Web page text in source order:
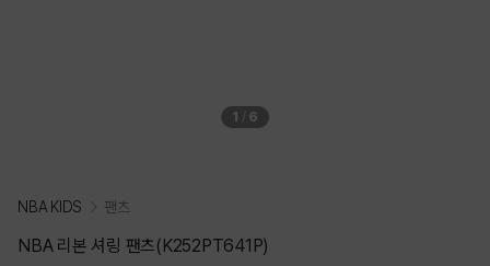
1 / 6
NBA KIDS 팬츠
NBA 리본 셔링 팬츠(K252PT641P)